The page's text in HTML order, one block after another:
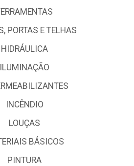
PORTAS E TELHAS
HIDRÁULICA
ILUMINAÇÃO
INCÊNDIO
LOUÇAS
BÁSICOS
PINTURA